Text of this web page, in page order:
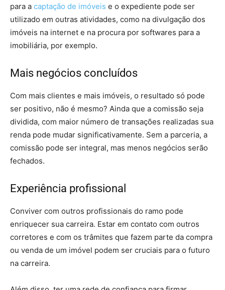
para a captação de imóveis e o expediente pode ser
utilizado em outras atividades, como na divulgação dos
imóveis na internet e na procura por softwares para a
imobiliária, por exemplo.
Mais negócios concluídos
Com mais clientes e mais imóveis, o resultado só pode
ser positivo, não é mesmo? Ainda que a comissão seja
dividida, com maior número de transações realizadas sua
renda pode mudar significativamente. Sem a parceria, a
comissão pode ser integral, mas menos negócios serão
fechados.
Experiência profissional
Conviver com outros profissionais do ramo pode
enriquecer sua carreira. Estar em contato com outros
corretores e com os trâmites que fazem parte da compra
ou venda de um imóvel podem ser cruciais para o futuro
na carreira.